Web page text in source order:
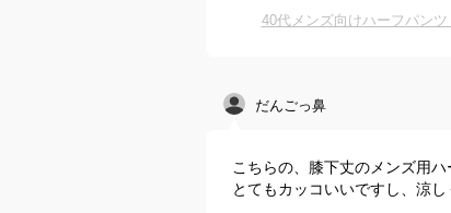
40代メンズ向けハーフパン
だんごっ鼻
こちらの、膝下丈のメンズ用
とてもカッコいいですし、涼し